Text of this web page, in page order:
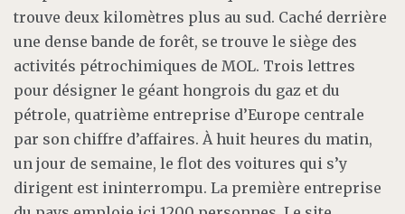
trouve deux kilomètres plus au sud. Caché derrière
une dense bande de forêt, se trouve le siège des
activités pétrochimiques de MOL. Trois lettres
pour désigner le géant hongrois du gaz et du
pétrole, quatrième entreprise d’Europe centrale
par son chiffre d’affaires. À huit heures du matin,
un jour de semaine, le flot des voitures qui s’y
dirigent est ininterrompu. La première entreprise